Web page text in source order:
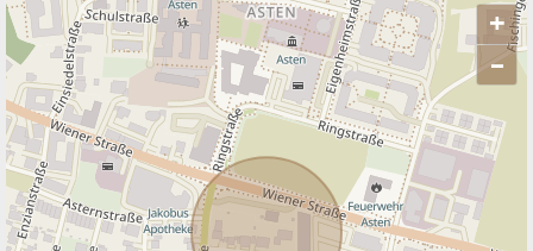
+
–
ANBIETER KONTAKTIEREN